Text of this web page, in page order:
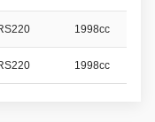
1998cc
1998cc